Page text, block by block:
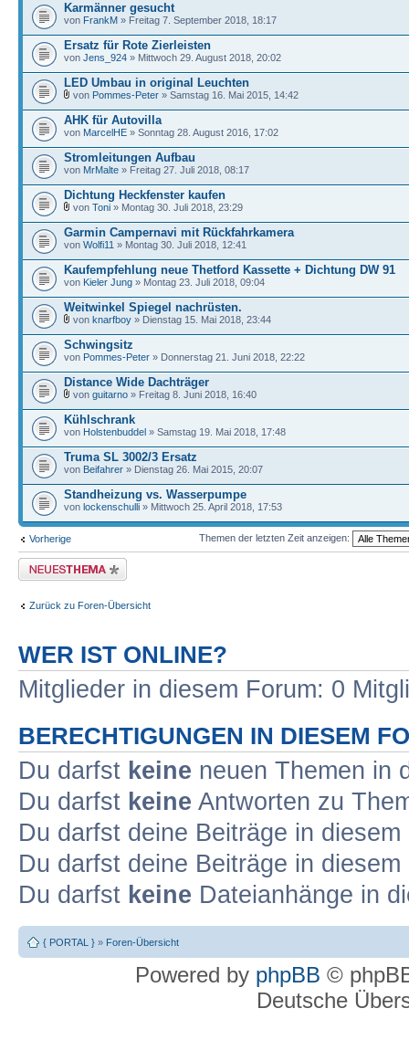
Karmänner gesucht
von FrankM » Freitag 7. September 2018, 18:17
Ersatz für Rote Zierleisten
von Jens_924 » Mittwoch 29. August 2018, 20:02
LED Umbau in original Leuchten
von Pommes-Peter » Samstag 16. Mai 2015, 14:42
AHK für Autovilla
von MarcelHE » Sonntag 28. August 2016, 17:02
Stromleitungen Aufbau
von MrMalte » Freitag 27. Juli 2018, 08:17
Dichtung Heckfenster kaufen
von Toni » Montag 30. Juli 2018, 23:29
Garmin Campernavi mit Rückfahrkamera
von Wolfi11 » Montag 30. Juli 2018, 12:41
Kaufempfehlung neue Thetford Kassette + Dichtung DW 91
von Kieler Jung » Montag 23. Juli 2018, 09:04
Weitwinkel Spiegel nachrüsten.
von knarfboy » Dienstag 15. Mai 2018, 23:44
Schwingsitz
von Pommes-Peter » Donnerstag 21. Juni 2018, 22:22
Distance Wide Dachträger
von guitarno » Freitag 8. Juni 2018, 16:40
Kühlschrank
von Holstenbuddel » Samstag 19. Mai 2018, 17:48
Truma SL 3002/3 Ersatz
von Beifahrer » Dienstag 26. Mai 2015, 20:07
Standheizung vs. Wasserpumpe
von lockenschulli » Mittwoch 25. April 2018, 17:53
Vorherige Themen der letzten Zeit anzeigen:
Neues Thema erstellen
Zurück zu Foren-Übersicht
WER IST ONLINE?
Mitglieder in diesem Forum: 0
BERECHTIGUNGEN IN DIESEM
Du darfst keine neuen Themen in
Du darfst keine Antworten zu
Du darfst deine Beiträge in
Du darfst deine Beiträge in
Du darfst keine Dateianhänge in
{ PORTAL } » Foren-Übersicht
Powered by phpBB ©
Deutsche